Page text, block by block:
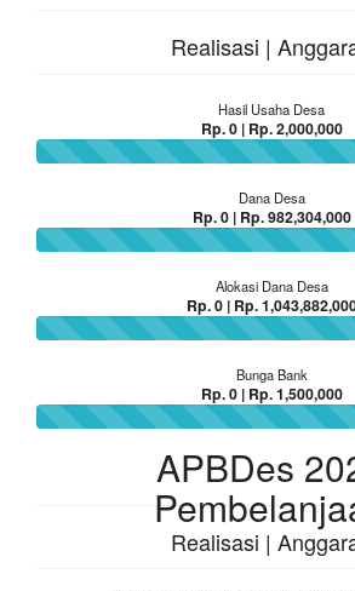
Realisasi |
Hasil Usaha Desa
Rp. 0 | Rp. 2,000,000
Dana Desa
Rp. 0 | Rp. 982,304,000
Alokasi Dana Desa
Rp. 0 | Rp.
Bunga Bank
Rp. 0 | Rp. 1,500,000
APBDes
Realisasi |